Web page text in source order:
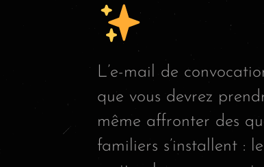
L’e-mail de
que vous devrez
même affronter des
familiers s’installent :